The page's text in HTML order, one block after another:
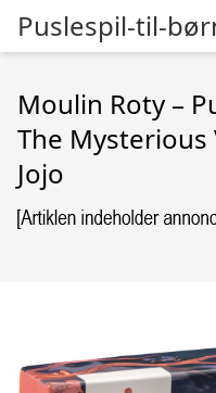
Puslespil-til-
Moulin Roty –
The Mysterious
Jojo